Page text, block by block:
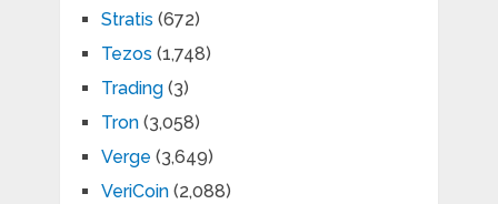
Stratis (672)
Tezos (1,748)
Trading(3)
Tron(3,058)
Verge (3,649)
VeriCoin(2,088)